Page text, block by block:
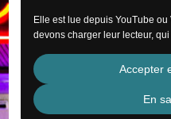
Elle est lue depuis YouTube
devons charger leur lecteur,
Accepter
En